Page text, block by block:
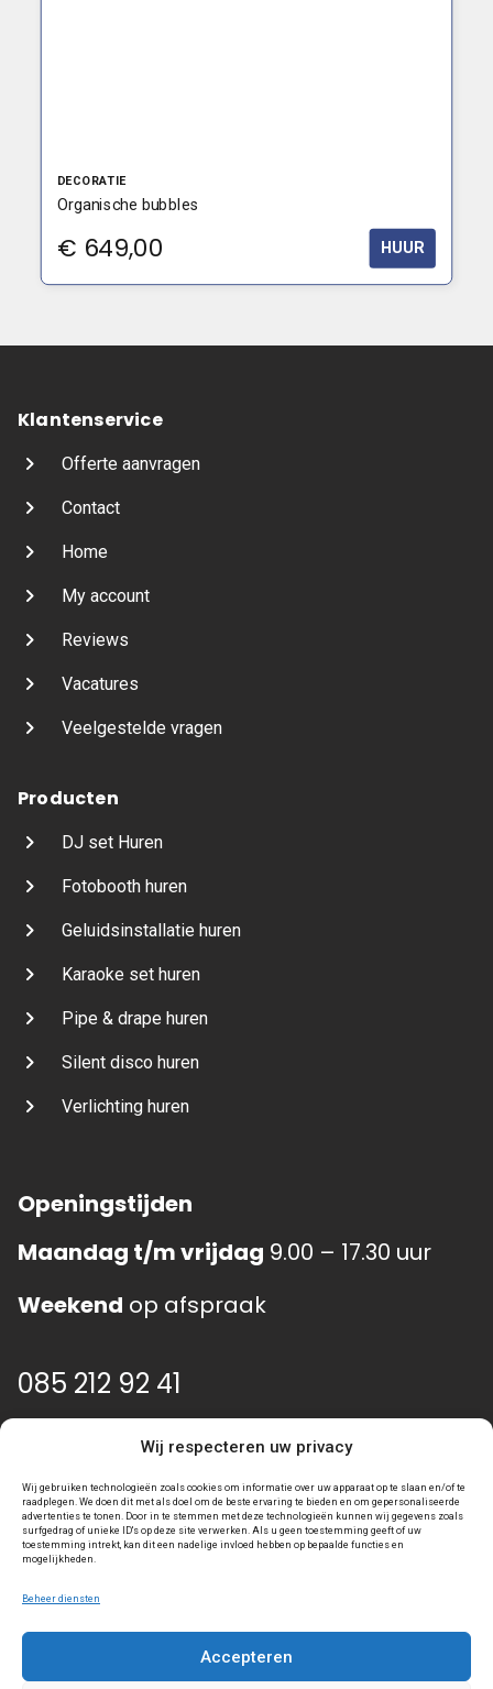
Wij respecteren uw privacy
Wij gebruiken technologieën zoals cookies om informatie over uw apparaat op te slaan en/of te
raadplegen. We doen dit met als doel om de beste ervaring te bieden en om gepersonaliseerde
advertenties te tonen. Door in te stemmen met deze technologieën kunnen wij gegevens zoals
surfgedrag of unieke ID's op deze site verwerken. Als u geen toestemming geeft of uw
toestemming intrekt, kan dit een nadelige invloed hebben op bepaalde functies en
mogelijkheden.
Beheer diensten
Accepteren
DECORATIE
Organische bubbles
€ 649,00 HUUR
Klantenservice
Offerte aanvragen
Contact
Home
My account
Reviews
Vacatures
Veelgestelde vragen
Producten
DJ set Huren
Fotobooth huren
Geluidsinstallatie huren
Karaoke set huren
Pipe & drape huren
Silent disco huren
Verlichting huren
Openingstijden
Maandag t/m vrijdag 9.00 – 17.30 uur
Weekend op afspraak
085 212 92 41
info@event-gear.nl
Algemene voorwaarden